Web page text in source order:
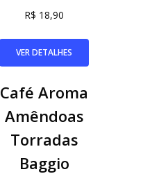
R$ 18,90
VER DETALHES
Café Aroma
Amêndoas
Torradas
Baggio